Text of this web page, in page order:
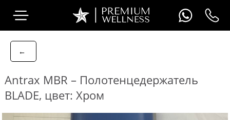
←
Antrax MBR – Полотенцедержатель
BLADE, цвет: Хром